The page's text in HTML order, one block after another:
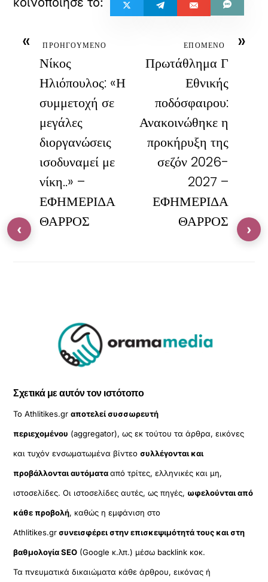
« ΠΡΟΗΓΟΥΜΕΝΟ
Νίκος
Ηλιόπουλος: «Η
συμμετοχή σε
μεγάλες
διοργανώσεις
ισοδυναμεί με
νίκη..» –
ΕΦΗΜΕΡΙΔΑ
ΘΑΡΡΟΣ
»
ΕΠΟΜΕΝΟ
Πρωτάθλημα Γ
Εθνικής
ποδόσφαιρου:
Ανακοινώθηκε η
προκήρυξη της
σεζόν 2026-
2027 –
ΕΦΗΜΕΡΙΔΑ
ΘΑΡΡΟΣ
Σχετικά με αυτόν τον ιστότοπο
Το Athlitikes.grαποτελεί συσσωρευτή
περιεχομένου (aggregator), ως εκ τούτου τα άρθρα, εικόνες
και τυχόν ενσωματωμένα βίντεοσυλλέγονται και
προβάλλονται αυτόματααπό τρίτες, ελληνικές και μη,
ιστοσελίδες. Οι ιστοσελίδες αυτές, ως πηγές, ωφελούνται από
κάθε προβολή, καθώς η εμφάνιση στο
Athlitikes.grσυνεισφέρει στην επισκεψιμότητά τους και στη
βαθμολογία SEO (Google κ.λπ.) μέσω backlink κοκ.
Τα πνευματικά δικαιώματα κάθε άρθρου, εικόνας ή
‹ ›